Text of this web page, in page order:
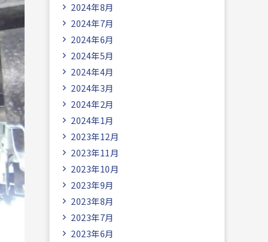
2024年8月
2024年7月
2024年6月
2024年5月
2024年4月
2024年3月
2024年2月
2024年1月
2023年12月
2023年11月
2023年10月
2023年9月
2023年8月
2023年7月
2023年6月